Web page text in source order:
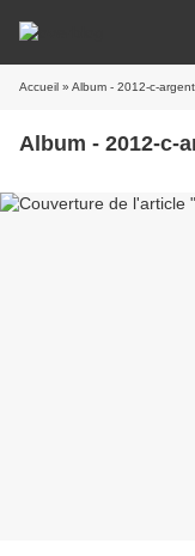
Accueil » Album - 2012-c-
Album - 2012-c-